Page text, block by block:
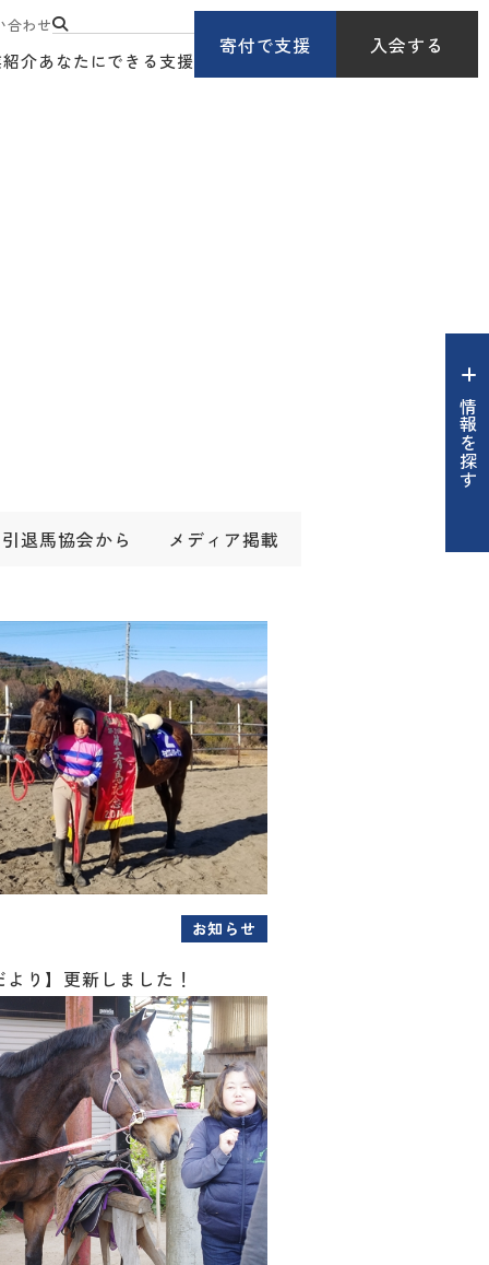
合わせ
介あなたにできる支援
寄付で支援 入会する
情報を探す
引退馬協会から メディア掲載
お知らせ
り】更新しました！